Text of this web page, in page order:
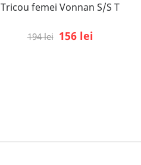
Tricou femei Vonnan S/S T
194 lei 156 lei